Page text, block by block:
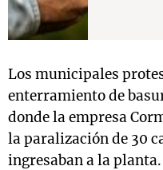
Los municipales
enterramiento de
donde la empresa
la paralización de 30
ingresaban a la planta.